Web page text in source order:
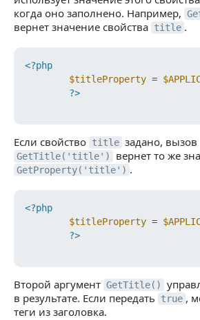
когда оно заполнено. Например,
вернет значение свойства title .
<?php
$titleProperty =
?>
Если свойство title задано, вызов
GetTitle('title') вернет то же
GetProperty('title') .
<?php
$titleProperty =
?>
Второй аргумент GetTitle()
в результате. Если передать
true ,
теги из заголовка.